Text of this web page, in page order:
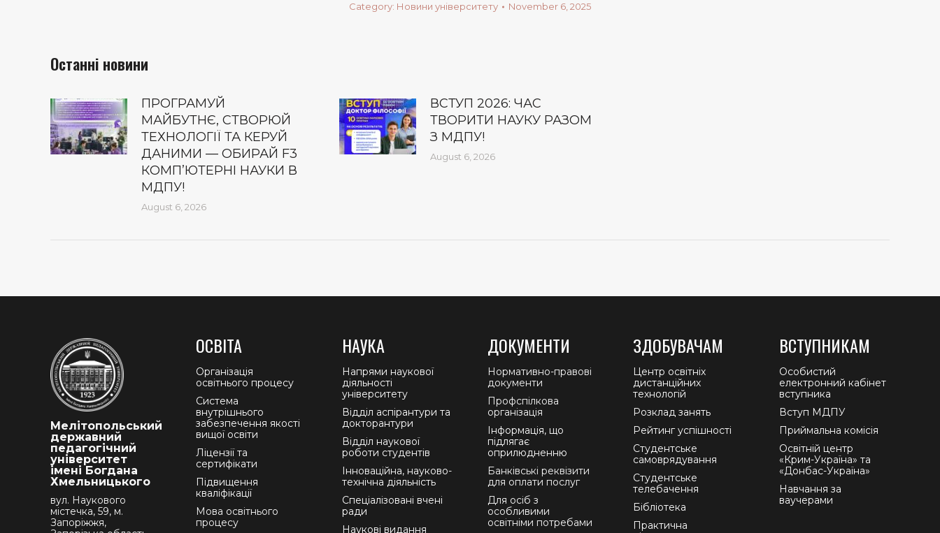
Category: Новини університету November 6, 2025
Останні новини
ПРОГРАМУЙ
МАЙБУТНЄ, СТВОРЮЙ
ТЕХНОЛОГІЇ ТА КЕРУЙ
ДАНИМИ — ОБИРАЙ F3
КОМП’ЮТЕРНІ НАУКИ В
МДПУ!
August 6, 2026
ВСТУП 2026: ЧАС
ТВОРИТИ НАУКУ РАЗОМ
З МДПУ!
August 6, 2026
Мелітопольський
державний
педагогічний
університет
імені Богдана
Хмельницького
вул. Наукового
містечка, 59, м.
Запоріжжя,
ОСВІТА
Організація
освітнього процесу
Система
внутрішнього
забезпечення якості
вищої освіти
Ліцензії та
сертифікати
Підвищення
кваліфікації
Мова освітнього
процесу
НАУКА
Напрями наукової
діяльності
університету
Відділ аспірантури та
докторантури
Відділ наукової
роботи студентів
Інноваційна, науково-
технічна діяльність
Спеціалізовані вчені
ради
Наукові видання
ДОКУМЕНТИ
Нормативно-правові
документи
Профспілкова
організація
Інформація, що
підлягає
оприлюдненню
Банківські реквізити
для оплати послуг
Для осіб з
особливими
освітніми потребами
ЗДОБУВАЧАМ
Центр освітніх
дистанційних
технологій
Розклад занять
Рейтинг успішності
Студентське
самоврядування
Студентське
телебачення
Бібліотека
Практична
ВСТУПНИКАМ
Особистий
електронний кабінет
вступника
Вступ МДПУ
Приймальна комісія
Освітній центр
«Крим-Україна» та
«Донбас-Україна»
Навчання за
ваучерами